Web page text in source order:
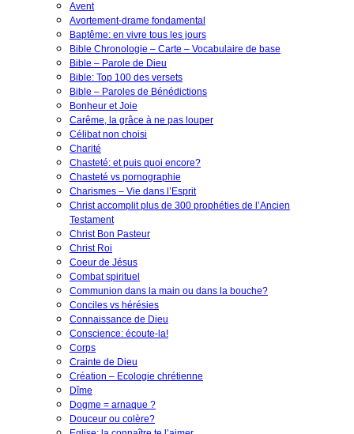
Avent
Avortement-drame fondamental
Baptême: en vivre tous les jours
Bible Chronologie – Carte – Vocabulaire de base
Bible – Parole de Dieu
Bible: Top 100 des versets
Bible – Paroles de Bénédictions
Bonheur et Joie
Carême, la grâce à ne pas louper
Célibat non choisi
Charité
Chasteté: et puis quoi encore?
Chasteté vs pornographie
Charismes – Vie dans l’Esprit
Christ accomplit plus de 300 prophéties de l’Ancien
Testament
Christ Bon Pasteur
Christ Roi
Coeur de Jésus
Combat spirituel
Communion dans la main ou dans la bouche?
Conciles vs hérésies
Connaissance de Dieu
Conscience: écoute-la!
Corps
Crainte de Dieu
Création – Ecologie chrétienne
Dîme
Dogme = arnaque ?
Douceur ou colère?